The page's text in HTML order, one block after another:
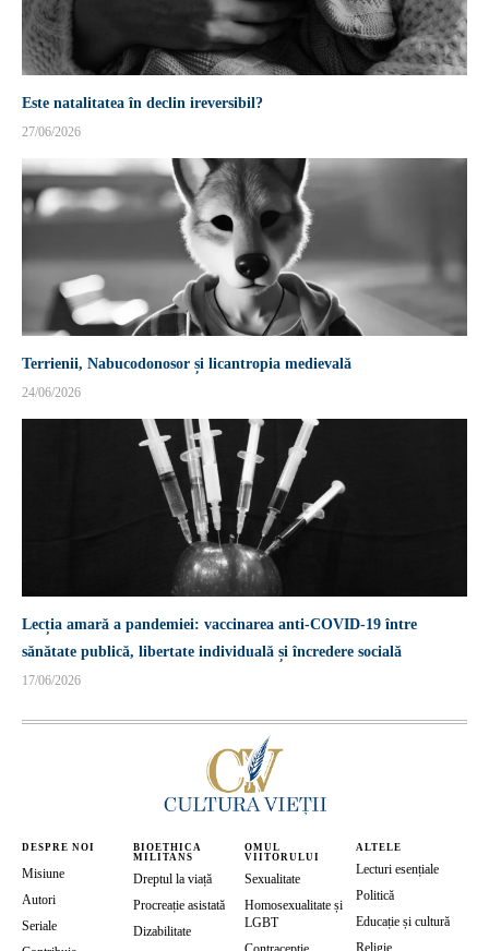
Este natalitatea în declin ireversibil?
27/06/2026
Terrienii, Nabucodonosor și licantropia medievală
24/06/2026
Lecția amară a pandemiei: vaccinarea anti-COVID-19 între
sănătate publică, libertate individuală și încredere socială
17/06/2026
DESPRE NOI
Misiune
Autori
Seriale
BIOETHICA
MILITANS
Dreptul la viață
Procreație asistată
Dizabilitate
OMUL
VIITORULUI
Sexualitate
Homosexualitate și
LGBT
ALTELE
Lecturi esențiale
Politică
Educație și cultură
Religie